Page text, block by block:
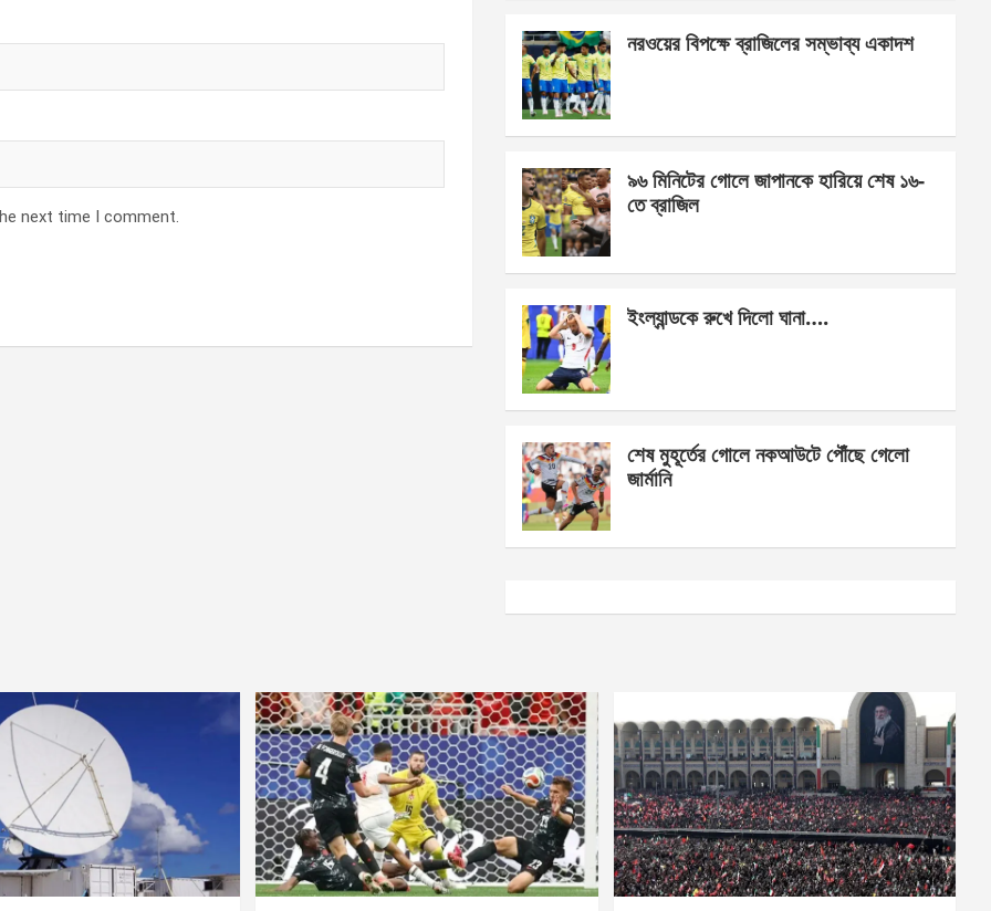
next time I comment.
b
o
o
k
n
g
er
s
e
নরওয়ের বিপক্ষে ব্রাজিলের সম্ভাব্য একাদশ
৯৬ মিনিটের গোলে জাপানকে হারিয়ে শেষ ১৬-
তে ব্রাজিল
ইংল্যান্ডকে রুখে দিলো ঘানা….
শেষ মুহূর্তের গোলে নকআউটে পৌঁছে গেলো
জার্মানি